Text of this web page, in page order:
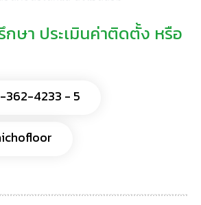
ษา ประเมินค่าติดตั้ง หรือ
362-4233 - 5